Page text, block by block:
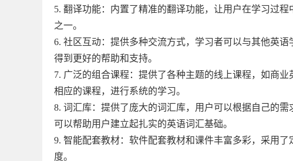
5. 翻译功能：内置了精准的翻译功能，让用户在学习过
之一。
6. 社区互动：提供多种交流方式，学习者可以与其他英
得到更好的帮助和支持。
7. 广泛的组合课程：提供了各种主题的线上课程，如商
相应的课程，进行系统的学习。
8. 词汇库：提供了庞大的词汇库，用户可以根据自己的
可以帮助用户建立起扎实的英语词汇基础。
9. 智能配套教材：软件配套教材和课件丰富多彩，采用
度。